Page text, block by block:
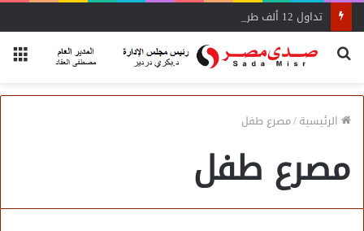
بحث
الرئيسية/مصرع طفل
مصرع طفل